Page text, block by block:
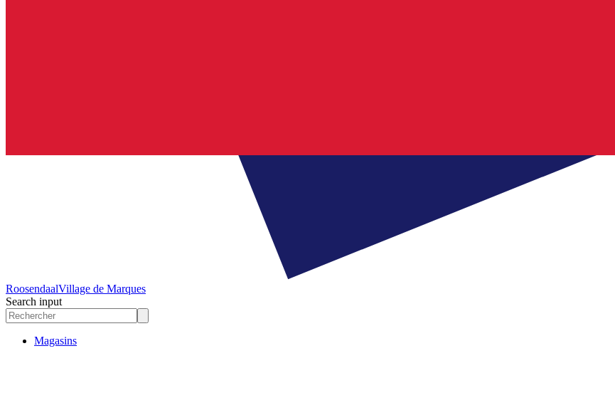
RoosendaalVillage de Marques
Search input
Magasins